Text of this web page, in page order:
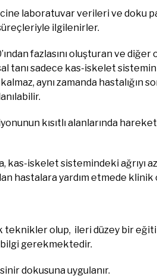
laboratuvar verileri ve doku
ilgilenirler.
fazlasını oluşturan ve
tanı sadece kas-iskelet
aynı zamanda hastalığın
kısıtlı alanlarında
iskelet sistemindeki ağrıyı
hastalara yardım etmede
olup, ileri düzey bir
gerekmektedir.
dokusuna uygulanır.